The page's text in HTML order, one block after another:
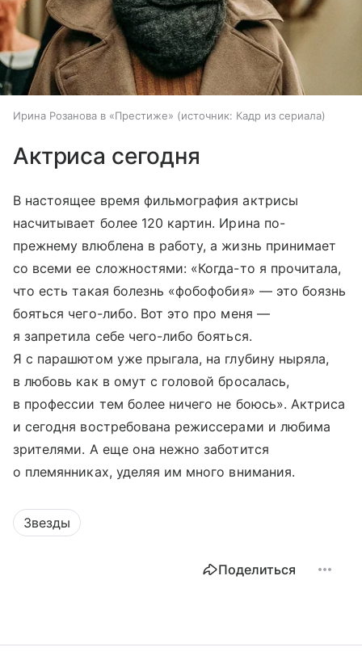
Ирина Розанова в «Престиже» источник: Кадр из сериала
Актриса сегодня
В настоящее время фильмография актрисы
насчитывает более 120 картин. Ирина по-
прежнему влюблена в работу, а жизнь принимает
со всеми ее сложностями: «Когда-то я прочитала,
что есть такая болезнь «фобофобия» — это боязнь
бояться чего-либо. Вот это про меня —
я запретила себе чего-либо бояться.
Я с парашютом уже прыгала, на глубину ныряла,
в любовь как в омут с головой бросалась,
в профессии тем более ничего не боюсь». Актриса
и сегодня востребована режиссерами и любима
зрителями. А еще она нежно заботится
о племянниках, уделяя им много внимания.
Звезды
Поделиться